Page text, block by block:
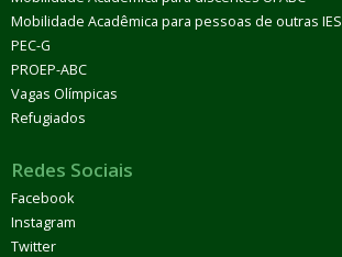
Mobilidade Acadêmica para pessoas de outras IES
PEC-G
PROEP-ABC
Vagas Olímpicas
Refugiados
Redes Sociais
Facebook
Instagram
Twitter